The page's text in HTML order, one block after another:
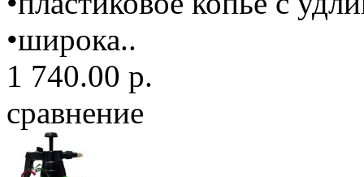
•широка..
1 740.00 р.
сравнение